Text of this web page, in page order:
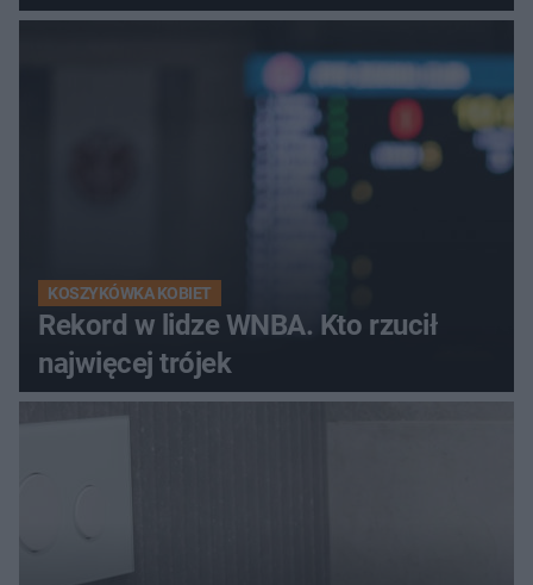
KOSZYKÓWKA KOBIET
Rekord w lidze WNBA. Kto rzucił
najwięcej trójek